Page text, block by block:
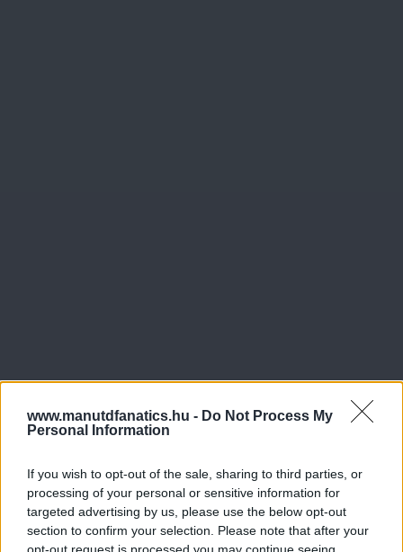
www.manutdfanatics.hu - Do Not Process My
Personal Information
If you wish to opt-out of the sale, sharing to third parties, or
processing of your personal or sensitive information for
targeted advertising by us, please use the below opt-out
section to confirm your selection. Please note that after your
opt-out request is processed you may continue seeing